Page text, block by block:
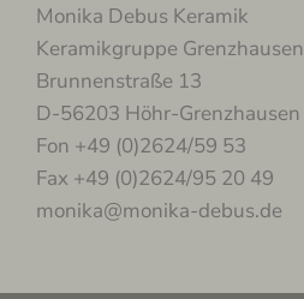
Monika Debus Keramik
Keramikgruppe Grenzhausen
Brunnenstraße 13
D-56203 Höhr-Grenzhausen
Fon +49 (0)2624/59 53
Fax +49 (0)2624/95 20 49
monika@monika-debus.de